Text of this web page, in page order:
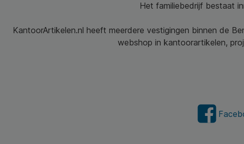
Het familiebedrijf bestaat
KantoorArtikelen.nl heeft meerdere vestigingen binnen de
webshop in kantoorartikelen,